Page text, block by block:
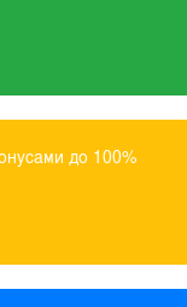
до 100%